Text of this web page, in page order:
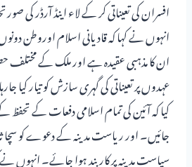
افسران کی تعیناتی کر کے لاء اینڈ آرڈر کی
انہوں نے کہا کہ قادیانی اسلام اوروطن
ان کا مذہبی عقیدہ ہے اور ملک کے مختلف
عہدوں پر تعیناتی کی گہری سازش کو تیار کیا
کیا کہ آئین کی تمام اسلامی دفعات کے
جائیں۔ اور ریاست مدینہ کے دعوے کو
سیاست مدینہ پر کار بند ہوا جائے۔ انہوں نے